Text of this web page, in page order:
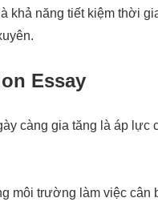
khả năng tiết kiệm thời
Essay
càng gia tăng là áp lực
môi trường làm việc cân